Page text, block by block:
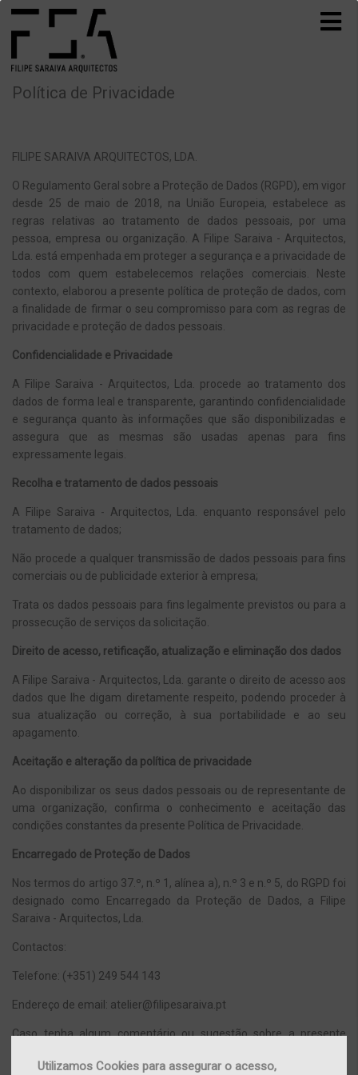
Política de Privacidade
FILIPE SARAIVA ARQUITECTOS, LDA.
O Regulamento Geral sobre a Proteção de Dados (RGPD), em vigor
desde 25 de maio de 2018, na União Europeia, estabelece as
regras relativas ao tratamento de dados pessoais, por uma
pessoa, empresa ou organização. A Filipe Saraiva - Arquitectos,
Lda. está empenhada em proteger a segurança e a privacidade de
todos com quem estabelecemos relações comerciais. Neste
contexto, elaborou a presente política de proteção de dados, com
a finalidade de firmar o seu compromisso para com as regras de
privacidade e proteção de dados pessoais.
Confidencialidade e Privacidade
A Filipe Saraiva - Arquitectos, Lda. procede ao tratamento dos
dados de forma leal e transparente, garantindo confidencialidade
e segurança quanto às informações que são disponibilizadas e
assegura que as mesmas são usadas apenas para fins
expressamente legais.
Recolha e tratamento de dados pessoais
A Filipe Saraiva - Arquitectos, Lda. enquanto responsável pelo
tratamento de dados;
Não procede a qualquer transmissão de dados pessoais para fins
comerciais ou de publicidade exterior à empresa;
Trata os dados pessoais para fins legalmente previstos ou para a
prossecução de serviços da solicitação.
Direito de acesso, retificação, atualização e eliminação dos dados
A Filipe Saraiva - Arquitectos, Lda. garante o direito de acesso aos
dados que lhe digam diretamente respeito, podendo proceder à
sua atualização ou correção, à sua portabilidade e ao seu
apagamento.
Aceitação e alteração da política de privacidade
Ao disponibilizar os seus dados pessoais ou de representante de
uma organização, confirma o conhecimento e aceitação das
condições constantes da presente Política de Privacidade.
Encarregado de Proteção de Dados
Nos termos do artigo 37.º, n.º 1, alínea a), n.º 3 e n.º 5, do RGPD foi
designado como Encarregado da Proteção de Dados, a Filipe
Saraiva - Arquitectos, Lda.
Contactos:
Telefone: (+351) 249 544 143
Endereço de email: atelier@filipesaraiva.pt
Caso tenha algum comentário ou sugestão sobre a presente
supramencionados.
Utilizamos Cookies para assegurar o acesso,